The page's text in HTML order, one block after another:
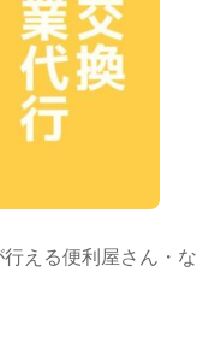
える便利屋さん・な